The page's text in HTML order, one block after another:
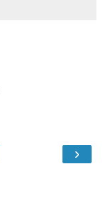
›